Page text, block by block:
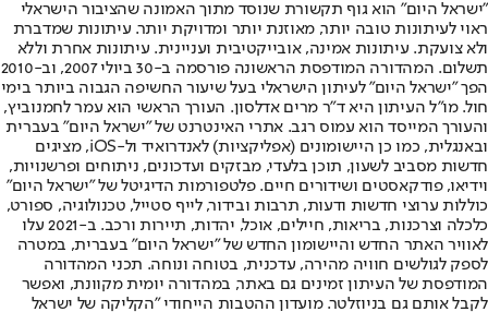
"ישראל היום" הוא גוף תקשורת שנוסד מתוך האמונה שהציבור הישראלי
ראוי לעיתונות טובה יותר, מאוזנת יותר ומדויקת יותר. עיתונות שמדברת
ולא צועקת. עיתונות אמינה, אובייקטיבית ועניינית. עיתונות אחרת וללא
תשלום. המהדורה המודפסת הראשונה פורסמה ב-30 ביולי 2007, וב-2010
הפך "ישראל היום" לעיתון הישראלי בעל שיעור החשיפה הגבוה ביותר בימי
חול. מו"ל העיתון היא ד"ר מרים אדלסון. העורך הראשי הוא עמר לחמנוביץ,
והעורך המייסד הוא עמוס רגב. אתרי האינטרנט של "ישראל היום" בעברית
ובאנגלית, כמו כן היישומונים (אפליקציות) לאנדרואיד ול-iOS, מציגים
חדשות מסביב לשעון, תוכן בלעדי, מבזקים ועדכונים, ניתוחים ופרשנויות,
וידיאו, פודקאסטים ושידורים חיים. פלטפורמות הדיגיטל של "ישראל היום"
כוללות ערוצי חדשות ודעות, תרבות ובידור, לייף סטייל, טכנולוגיה, ספורט,
כלכלה וצרכנות, בריאות, חיילים, אוכל, יהדות, תיירות ורכב. ב-2021 עלו
לאוויר האתר החדש והיישומון החדש של "ישראל היום" בעברית, במטרה
לספק לגולשים חוויה מהירה, עדכנית, בטוחה ונוחה. תכני המהדורה
המודפסת של העיתון זמינים גם באתר, במהדורה יומית מקוונת, ואפשר
לקבל אותם גם בניוזלטר. מועדון ההטבות הייחודי "הקליקה של ישראל